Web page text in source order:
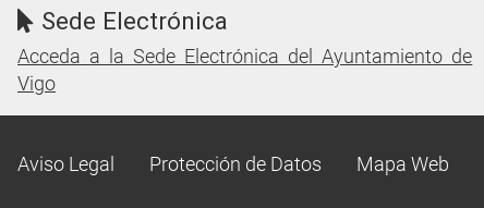
Sede Electrónica
Acceda a la Sede Electrónica del Ayuntamiento de
Vigo
Aviso Legal Protección de Datos Mapa Web